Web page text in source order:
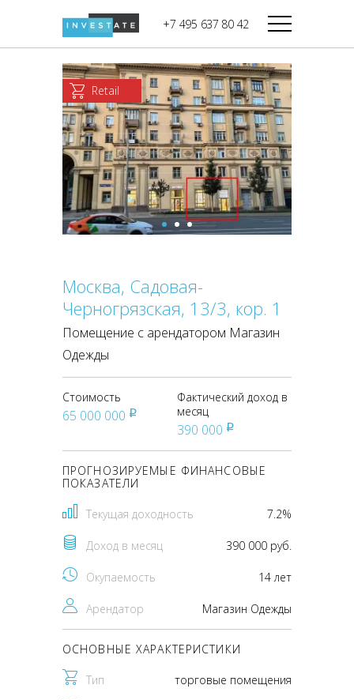
+7 495 637 80 42
Дикси
Верный
Мираторг
Магнолия
В башне
Башня Федерация-II
Запад
Башня Федерация-I
Восток
Город Столиц,
Северный блок
Город Столиц,
Южный блок
Retail
Москва, Садовая-
Черногрязская, 13/3, кор. 1
Помещение с арендатором Магазин
Одежды
Стоимость
65 000 000 pуб
Фактический доход в
месяц
390 000 pуб
ПРОГНОЗИРУЕМЫЕ ФИНАНСОВЫЕ
ПОКАЗАТЕЛИ
Текущая доходность 7.2%
Доход в месяц 390 000 руб.
Окупаемость 14 лет
Арендатор Магазин Одежды
ОСНОВНЫЕ ХАРАКТЕРИСТИКИ
Тип торговые помещения